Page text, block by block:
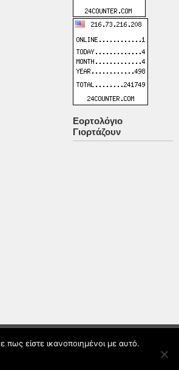
Εορτολόγιο
Γιορτάζουν
είστε ικανοποιημένοι με αυτό.